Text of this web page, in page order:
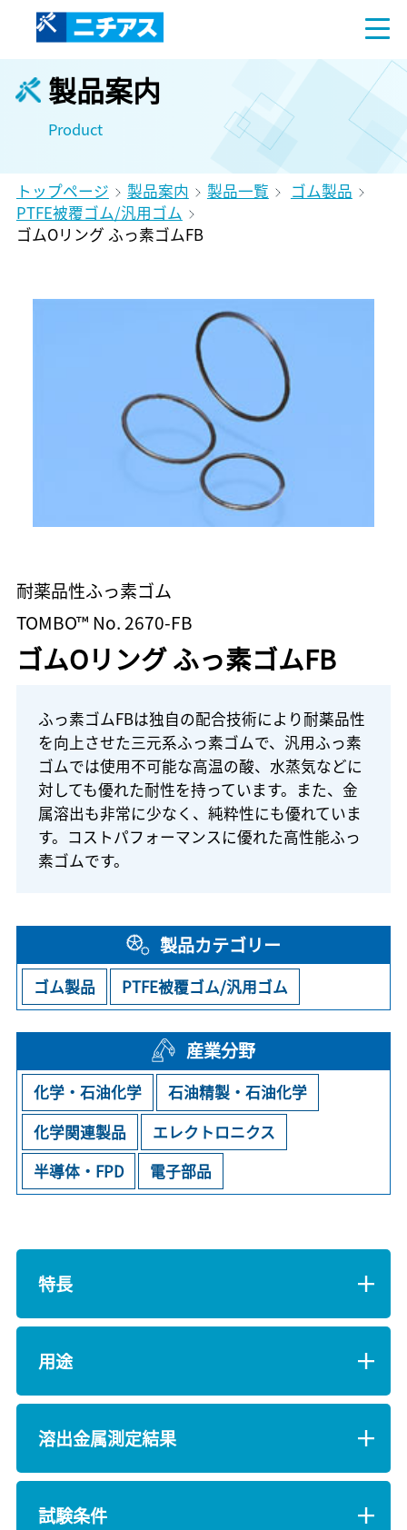
製品案内
Product
トップページ 製品案内 製品一覧
ゴム製品
PTFE被覆ゴム/汎用ゴム
ゴムOリング ふっ素ゴムFB
耐薬品性ふっ素ゴム
TOMBO™ No. 2670-FB
ゴムOリング ふっ素ゴムFB
ふっ素ゴムFBは独自の配合技術により耐薬品性
を向上させた三元系ふっ素ゴムで、汎用ふっ素
ゴムでは使用不可能な高温の酸、水蒸気などに
対しても優れた耐性を持っています。また、金
属溶出も非常に少なく、純粋性にも優れていま
す。コストパフォーマンスに優れた高性能ふっ
素ゴムです。
製品カテゴリー
ゴム製品 PTFE被覆ゴム/汎用ゴム
産業分野
化学・石油化学
石油精製・石油化学
化学関連製品
エレクトロニクス
半導体・FPD
電子部品
特長
用途
溶出金属測定結果
試験条件